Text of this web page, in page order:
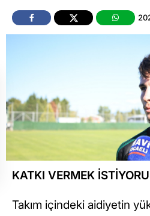
KATKI VERMEK
Takım içindeki aidiyetin